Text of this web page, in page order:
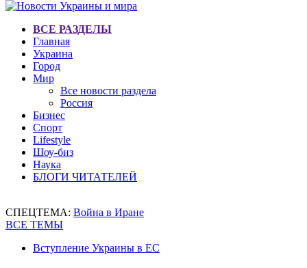
ВСЕ РАЗДЕЛЫ
Главная
Украина
Город
Мир
Все новости раздела
Россия
Бизнес
Спорт
Lifestyle
Шоу-биз
Наука
БЛОГИ ЧИТАТЕЛЕЙ
СПЕЦТЕМА: Война в Иране
ВСЕ ТЕМЫ
Вступление Украины в ЕС